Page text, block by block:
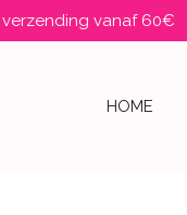
verzending vanaf 60€
HOME